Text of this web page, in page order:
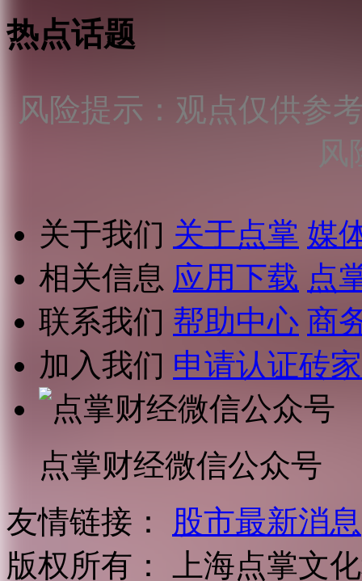
热点话题
风险提示：观点仅供参
关于我们 关于点掌 媒
相关信息 应用下载 点
联系我们 帮助中心 商
加入我们 申请认证砖家
点掌财经微信公众号
友情链接：
股市最新消息
版权所有：
上海点掌文